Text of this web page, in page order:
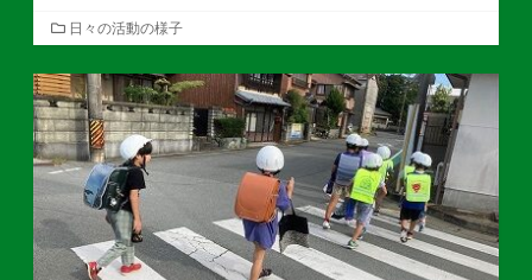
カ
テ
ゴ
リ
ー
日々の活動の様子